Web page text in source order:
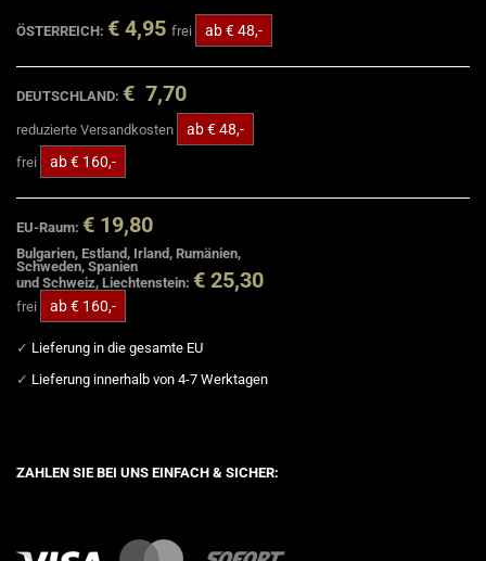
ÖSTERREICH: € 4,95 frei ab € 48,-
DEUTSCHLAND: € 7,70
reduzierte Versandkosten ab € 48,-
frei ab € 160,-
EU-Raum: € 19,80
Bulgarien, Estland, Irland, Rumänien,
Schweden, Spanien
und Schweiz, Liechtenstein: € 25,30
frei ab € 160,-
✓ Lieferung in die gesamte EU
✓ Lieferung innerhalb von 4-7 Werktagen
ZAHLEN SIE BEI UNS EINFACH & SICHER: